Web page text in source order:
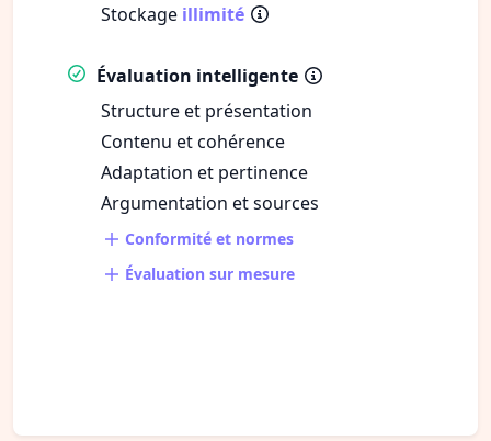
Stockage illimité
Évaluation intelligente
Structure et présentation
Contenu et cohérence
Adaptation et pertinence
Argumentation et sources
Conformité et normes
Évaluation sur mesure